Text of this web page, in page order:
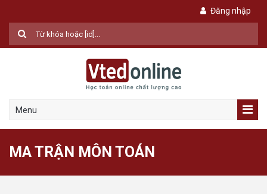
Đăng nhập
Menu
MA TRẬN MÔN TOÁN